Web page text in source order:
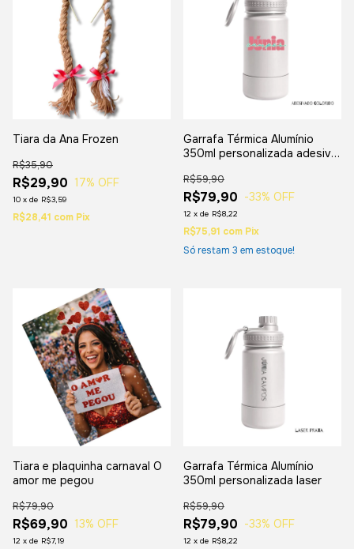
Tiara da Ana Frozen
R$29,90
R$35,90
17% OFF
10 x de R$3,59
R$28,41 com Pix
Garrafa Térmica Alumínio
350ml personalizada adesivo
R$79,90
R$59,90
-33% OFF
12 x de R$8,22
R$75,91 com Pix
Só restam 3 em estoque!
Tiara e plaquinha carnaval O
amor me pegou
R$69,90
R$79,90
13% OFF
12 x de R$7,19
Garrafa Térmica Alumínio
350ml personalizada laser
R$79,90
R$59,90
-33% OFF
12 x de R$8,22